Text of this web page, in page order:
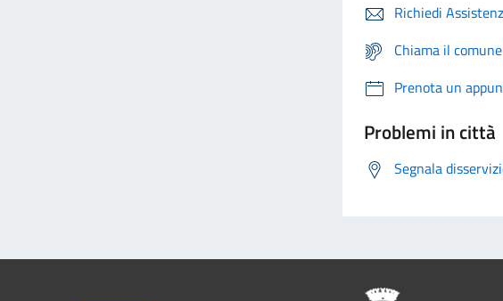
Richiedi
Chiama il
Prenota un
Problemi in città
Segnala